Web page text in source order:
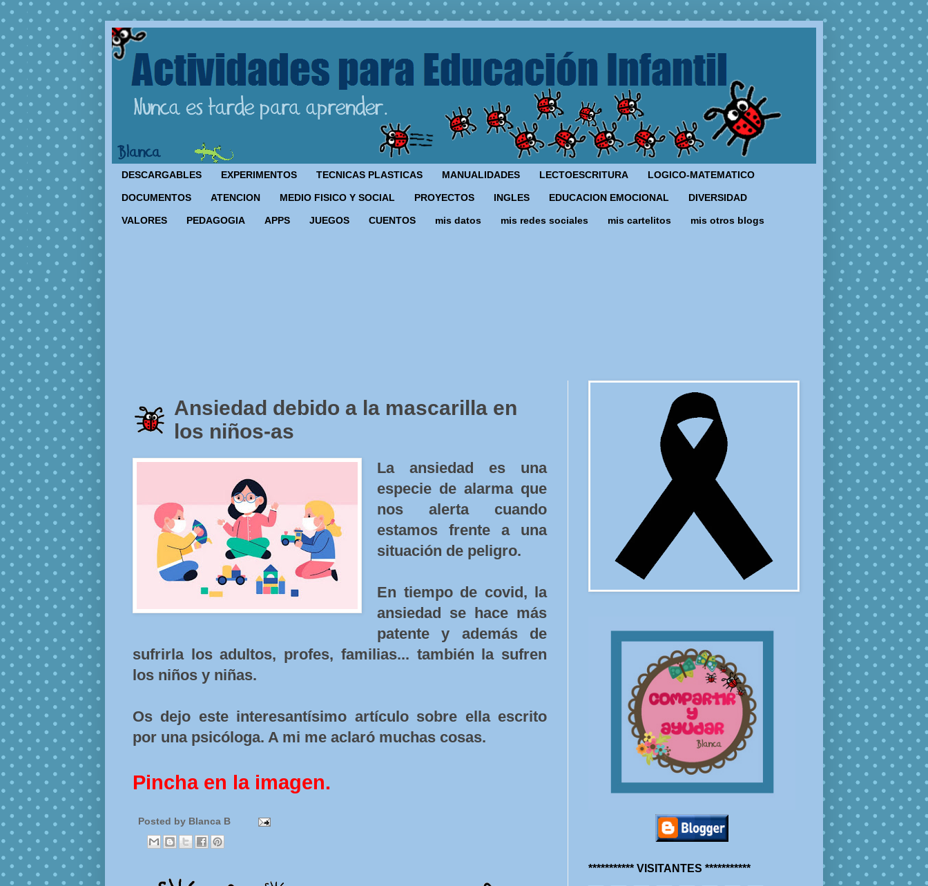
DESCARGABLES EXPERIMENTOS TECNICAS PLASTICAS MANUALIDADES LECTOESCRITURA LOGICO-MATEMATICO
DOCUMENTOS ATENCION MEDIO FISICO Y SOCIAL PROYECTOS INGLES EDUCACION EMOCIONAL DIVERSIDAD
VALORES PEDAGOGIA APPS JUEGOS CUENTOS mis datos mis redes sociales mis cartelitos mis otros blogs
Ansiedad debido a la mascarilla en
los niños-as
La ansiedad es una
especie de alarma que
nos alerta cuando
estamos frente a una
situación de peligro.
En tiempo de covid, la
ansiedad se hace más
patente y además de
sufrirla los adultos, profes, familias... también la sufren
los niños y niñas.
Os dejo este interesantísimo artículo sobre ella escrito
por una psicóloga. A mi me aclaró muchas cosas.
Pincha en la imagen.
Posted by Blanca B
*********** VISITANTES ***********